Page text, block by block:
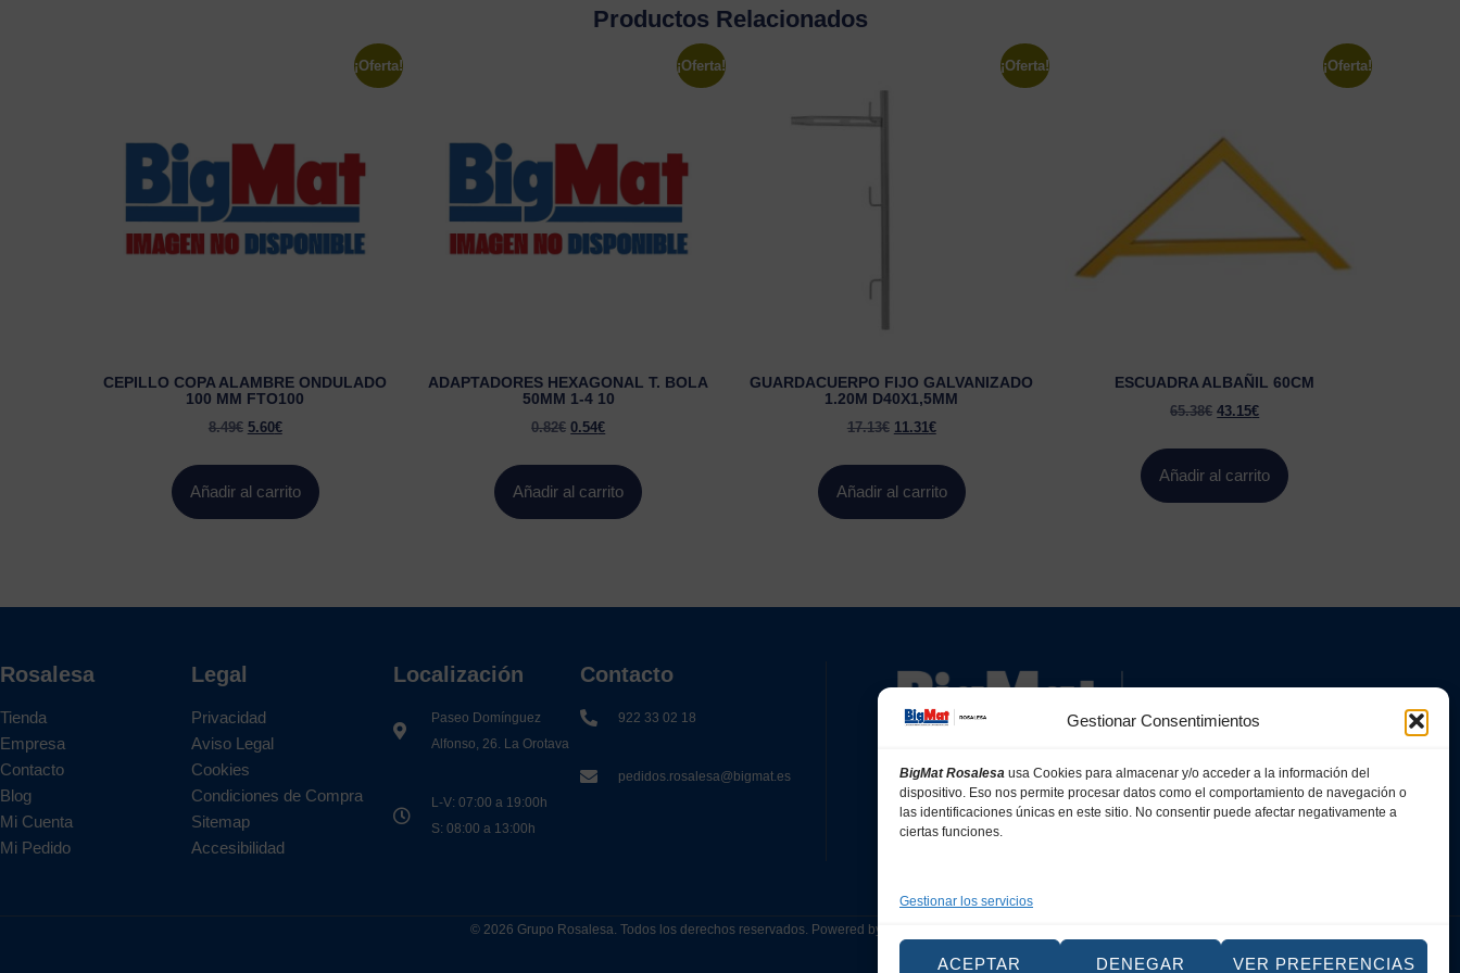
Gestionar Consentimientos
BigMat Rosalesa usa Cookies para almacenar y/o acceder a la información del
dispositivo. Eso nos permite procesar datos como el comportamiento de navegación o
las identificaciones únicas en este sitio. No consentir puede afectar negativamente a
ciertas funciones.
Gestionar los servicios
ACEPTAR DENEGAR VER PREFERENCIAS
Productos Relacionados
¡Oferta!
CEPILLO COPA ALAMBRE ONDULADO
100 MM FTO100
8.49€ 5.60€
Añadir al carrito
¡Oferta!
ADAPTADORES HEXAGONAL T. BOLA
50MM 1-4 10
0.82€ 0.54€
Añadir al carrito
¡Oferta!
GUARDACUERPO FIJO GALVANIZADO
1.20M D40X1,5MM
17.13€ 11.31€
Añadir al carrito
¡Oferta!
ESCUADRA ALBAÑIL 60CM
65.38€ 43.15€
Añadir al carrito
Rosalesa
Tienda
Empresa
Contacto
Blog
Mi Cuenta
Mi Pedido
Legal
Privacidad
Aviso Legal
Cookies
Condiciones de Compra
Sitemap
Accesibilidad
Localización
Paseo Domínguez
Alfonso, 26. La Orotava
L-V: 07:00 a 19:00h
S: 08:00 a 13:00h
Contacto
922 33 02 18
pedidos.rosalesa@bigmat.es
© 2026 Grupo Rosalesa. Todos los derechos reservados. Powered by